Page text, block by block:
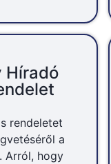
Híradó
rendeletet
a
Arról, hogy